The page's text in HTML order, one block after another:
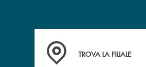
Accedi all' elenco
TROVA LA FILIALE